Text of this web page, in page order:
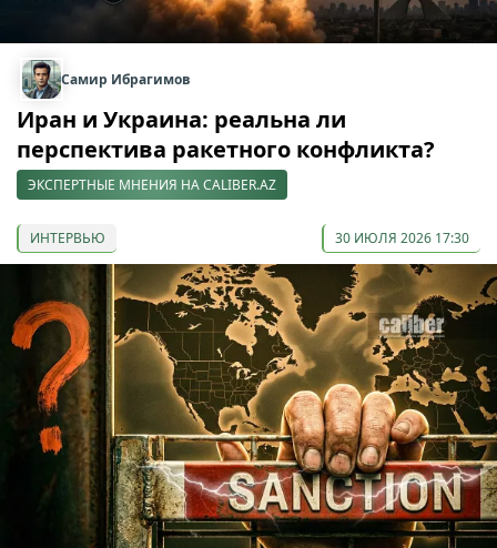
Самир Ибрагимов
Иран и Украина: реальна ли
перспектива ракетного конфликта?
ЭКСПЕРТНЫЕ МНЕНИЯ НА CALIBER.AZ
ИНТЕРВЬЮ 30 ИЮЛЯ 2026 17:30